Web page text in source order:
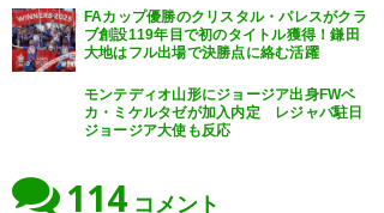
フランクフルトがPK戦制してEL
初優勝!! 長谷部・鎌田は01-02年
小野伸二以来の日本人欧州カッ
プ制覇、来季CL出場へ
ELで優勝したフランクフルトの
スタジアム「ドイチュ・バン
ク・パルク」の動画。すご
FAカップ優勝のクリスタル・パレスがクラ
ブ創設119年目で初のタイトル獲得！鎌田
大地はフル出場で決勝点に絡む活躍
モンテディオ山形にジョージア出身FWベ
カ・ミケルタゼが加入内定 レジャバ駐日
ジョージア大使も反応
114 コメント